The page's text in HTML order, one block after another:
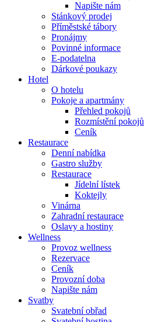
Napište nám
Stánkový prodej
Příměstské tábory
Pronájmy
Povinné informace
E-podatelna
Dárkové poukazy
Hotel
O hotelu
Pokoje a apartmány
Přehled pokojů
Rozmístění pokojů
Ceník
Restaurace
Denní nabídka
Gastro služby
Restaurace
Jídelní lístek
Koktejly
Vinárna
Zahradní restaurace
Oslavy a hostiny
Wellness
Provoz wellness
Rezervace
Ceník
Provozní doba
Napište nám
Svatby
Svatební obřad